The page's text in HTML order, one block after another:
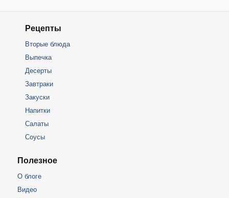
Рецепты
Вторые блюда
Выпечка
Десерты
Завтраки
Закуски
Напитки
Салаты
Соусы
Полезное
О блоге
Видео